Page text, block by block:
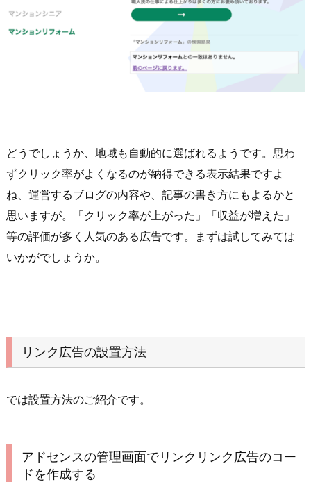
どうでしょうか、地域も自動的に選ばれるようです。思わ
ずクリック率がよくなるのが納得できる表示結果ですよ
ね、運営するブログの内容や、記事の書き方にもよるかと
思いますが。「クリック率が上がった」「収益が増えた」
等の評価が多く人気のある広告です。まずは試してみては
いかがでしょうか。
リンク広告の設置方法
では設置方法のご紹介です。
アドセンスの管理画面でリンクリンク広告のコー
ドを作成する